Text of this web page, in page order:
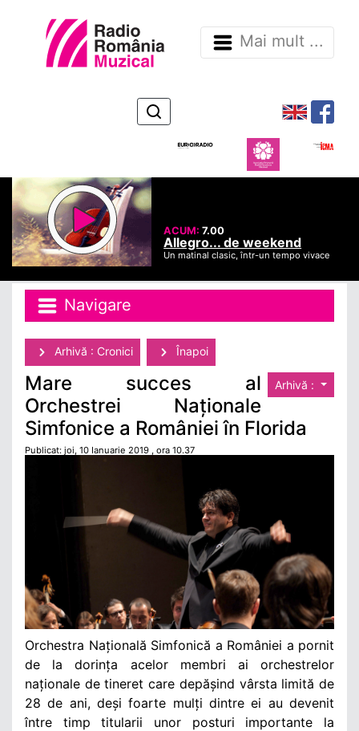
Mai mult ...
ACUM:7.00
Allegro... de weekend
Un matinal clasic, într-un tempo vivace
Navigare
Arhivă : Cronici Înapoi
Arhivă :
Mare succes al
Orchestrei Naționale
Simfonice a României în Florida
Publicat: joi, 10 Ianuarie 2019 , ora 10.37
Orchestra Națională Simfonică a României a pornit
de la dorința acelor membri ai orchestrelor
naționale de tineret care depășind vârsta limită de
28 de ani, deși foarte mulți dintre ei au devenit
între timp titularii unor posturi importante la